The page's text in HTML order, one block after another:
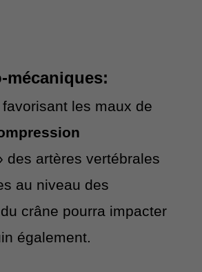
mécaniques:
les maux de
des artères vertébrales
au niveau des
crâne pourra impacter
également.